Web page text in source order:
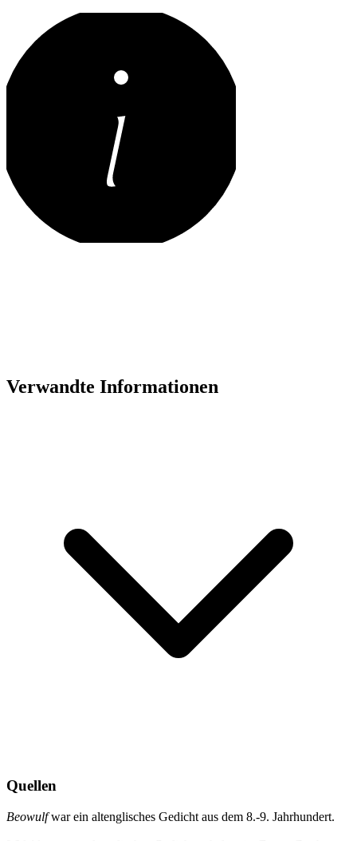
Verwandte Informationen
Quellen
Beowulfwar ein altenglisches Gedicht aus dem 8.-9. Jahrhundert.